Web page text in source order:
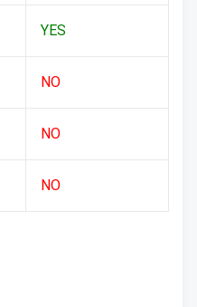
YES
NO
NO
NO